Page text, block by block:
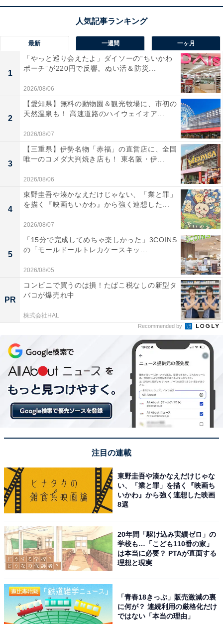
の再生が可能！ Bluetooth 5.2や左右独立使用にも対応し
ており、日常の音楽鑑賞やWEB会議がグッと快適になり
ます。
ユーザーからは「音質が素晴らしい」「接続が安定して
いる」と好評。一方で、「本体やケースが少し大きめ」
という声も。音質にこだわりたい人や、長時間の移動や
作業で使いたい人は、購入を検討してみてもよいかもし
れません。
【今日チェックしたい】ゼンハイザーの人気商品5
ゼンハイザー「ACCENTUM True Wireless」
ワイヤレスイヤホン ACCENTUM True Wireless ブルー
セリング 外音取り込み機能 bluetooth 5.3 IP54 ポケット
サイズ ワイヤレス充電
Amazonで見る
ゼンハイザー「MOMENTUM True Wireless 4」
最新 一週間 一ヶ月
1
「やっと巡り会えたよ」ダイソーの“ちいかわ
ポーチ”が220円で反響。ぬい活＆防災...
2026/08/06
2
【愛知県】無料の動物園＆観光牧場に、市初の
天然温泉も！ 高速道路のハイウェイオア...
2026/08/07
3
【三重県】伊勢名物「赤福」の直営店に、全国
唯一のコメダ大判焼き店も！ 東名阪・伊...
2026/08/06
4
東野圭吾や湊かなえだけじゃない、「業と罪」
を描く『映画ちいかわ』から強く連想した...
2026/08/07
5
「15分で完成してめちゃ楽しかった」3COINS
の「モールドールトレカケースキッ...
2026/08/05
PR
コンビニで買うのは損！たばこ税なしの新型タ
バコが爆売れ中
株式会社HAL
Recommended by
注目の連載
東野圭吾や湊かなえだけじゃな
い、「業と罪」を描く『映画ち
いかわ』から強く連想した映画
8選
20年間「駆け込み実績ゼロ」の
学校も…「こども110番の家」
は本当に必要？ PTAが直面する
理想と現実
「青春18きっぷ」販売激減の裏
に何が？ 連続利用の厳格化だけ
ではない「本当の理由」